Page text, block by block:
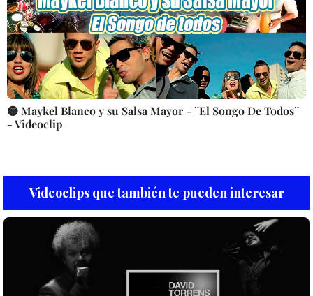
🟡 Maykel Blanco y su Salsa Mayor - ¨El Songo De Todos¨
- Videoclip
Videoclips que también te pueden interesar